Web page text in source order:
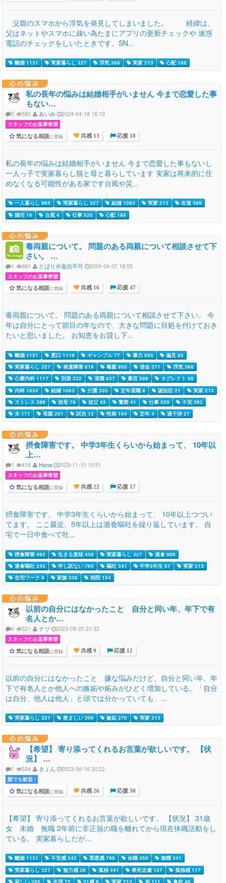
父親のスマホから浮気を発見してしまいました。 経緯は、
父はネットやスマホに疎い為たまにアプリの更新チェックや 迷惑
電話のチェックをしいたときです。SN...
離婚 1131 実家暮らし 327 浮気 368 実家 213 心配 188
心の悩み
私の長年の悩みは結婚相手がいません 今まで恋愛した事
もない…
5 580 あいみ 2024-04-18 16:13
スタッフのお返事希望
気になる相談に登録 共感 13 応援 18
私の長年の悩みは結婚相手がいません 今まで恋愛した事もないし
一人っ子で実家暮らし猫と母と暮らしています 実家は将来的に住
めなくなる可能性がある家です台風や災...
一人暮らし 964 実家暮らし 327 結婚 1063 実家 213
友達 489
婚活 16
台風 4 仕事 520 心配 188
心の悩み
毒両親について。 問題のある両親について相談させて下
さい。 …
1 681 とばり＠返信不可 2024-04-07 18:55
スタッフのお返事希望
気になる相談に登録 共感 16 応援 47
毒両親について。 問題のある両親について相談させて下さい。 今
年は自分にとって節目の年なので、大きな問題に目処を付けておき
たいと思いました。 お知恵をお貸し下...
離婚 1131 悪口 1119 ギャンブル 77 暴力 895
偏見 85
実家暮らし 327
発達障害 819 毒親 955 借金 371
浮気 368
心療内科 1117
別居 232 退職 637 暴言 589
ネグレクト 58
内科 1034
結婚 1063 介護 205 定年退職 8 認知症 21
実家 213
ストレス 289
祖母 79 祖父 45 警察 41 仕事 520
不安 392
夫 171
母親 201 試合 12 性格 104 定年 4 過干渉 21
心の悩み
摂食障害です。 中学3年生くらいから始まって、 10年以
上…
1 416 Hana 2023-11-10 10:51
スタッフのお返事希望
気になる相談に登録 共感 22 応援 17
摂食障害です。 中学3年生くらいから始まって、 10年以上つづい
てます。 ここ最近、5年以上は過食嘔吐を繰り返しています。 自
宅で一日中食べて吐...
摂食障害 495 生きる意味 458 実家暮らし 327
過食 906
過食嘔吐 243
申し訳ない 760 嘔吐 341 中学3年生 67
実家 213
在宅ワーク 9
家族 338 病院 154
心の悩み
以前の自分にはなかったこと 自分と同い年、年下で有
名人とか…
0 521 ナツ 2023-09-20 21:32
スタッフのお返事希望
気になる相談に登録 共感 9 応援 12
以前の自分にはなかったこと 嫌な悩みだけど、自分と同い年、年
下で有名人とか他人への嫉妬や妬みがひどく増加している。「自分
は自分、他人は他人」と頭では分かっていても、...
実家暮らし 327 羨ましい 206 嫉妬 270 実家 213
心の悩み
【希望】 寄り添ってくれるお言葉が欲しいです。 【状
況】 …
1 534 きょん 2023-06-16 20:22
誰でも歓迎 !
気になる相談に登録 共感 26 応援 38
【希望】 寄り添ってくれるお言葉が欲しいです。 【状況】 31歳
女 未婚 無職 2年前に非正規の職を離れてから現在休職活動をし
ている。 実家暮らしだが...
離婚 1131 不安感 342 罪悪感 798 休職 450
無職 341
実家暮らし 327
無力感 26 孤独 441 希死念慮 137
孤独感 117
寂しい 285
生理 72 31歳 6 実家 213 弟 111
食欲 48